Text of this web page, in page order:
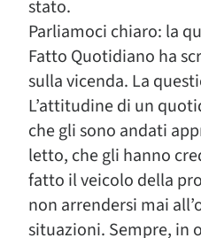
stato.
Parliamoci chiaro: la
Fatto Quotidiano ha
sulla vicenda. La
L’attitudine di un
che gli sono andati
letto, che gli hanno
fatto il veicolo della
non arrendersi mai
situazioni. Sempre, in